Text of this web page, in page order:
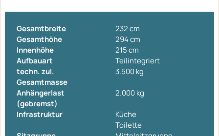
Gesamtbreite
232 cm
Gesamthöhe
294 cm
Innenhöhe
215 cm
Aufbauart
Teilintegriert
techn. zul.
Gesamtmasse
3.500 kg
Anhängerlast
(gebremst)
2.000 kg
Infrastruktur
Küche
Toilette